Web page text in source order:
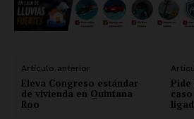
Artículo anterior
Eleva Congreso estándar
de vivienda en Quintana
Roo
Pide